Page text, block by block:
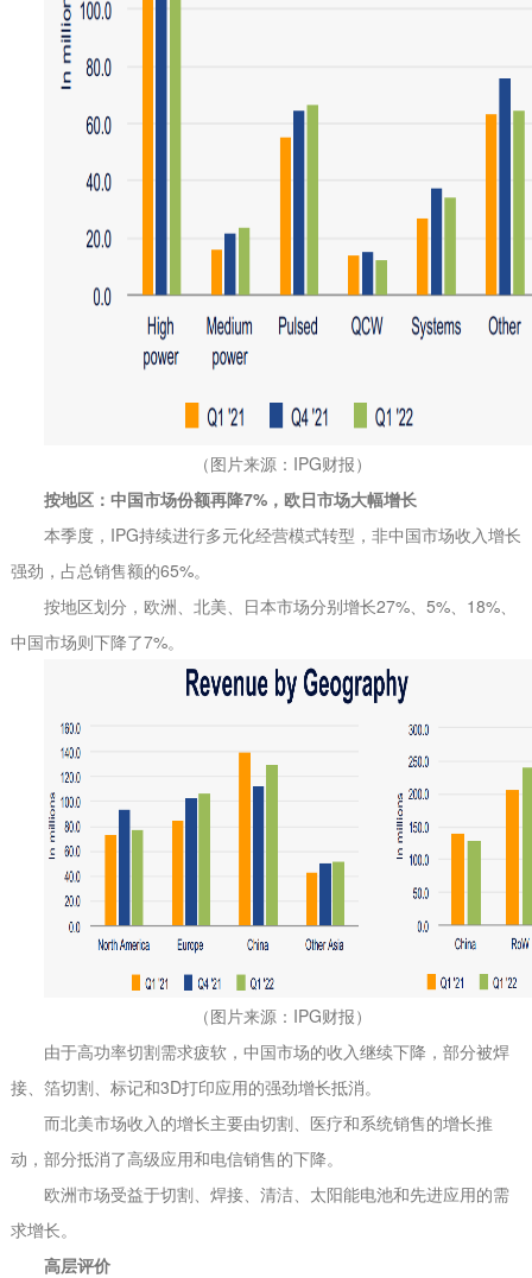
（图片来源：IPG财报）
按地区：中国市场份额再降7%，欧日市场大幅增长
本季度，IPG持续进行多元化经营模式转型，非中国市场收入增长
强劲，占总销售额的65%。
按地区划分，欧洲、北美、日本市场分别增长27%、5%、18%、
中国市场则下降了7%。
（图片来源：IPG财报）
由于高功率切割需求疲软，中国市场的收入继续下降，部分被焊
接、箔切割、标记和3D打印应用的强劲增长抵消。
而北美市场收入的增长主要由切割、医疗和系统销售的增长推
动，部分抵消了高级应用和电信销售的下降。
欧洲市场受益于切割、焊接、清洁、太阳能电池和先进应用的需
求增长。
高层评价